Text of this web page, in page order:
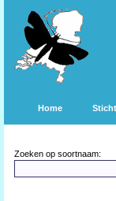
Home
Zoeken op soortnaam: